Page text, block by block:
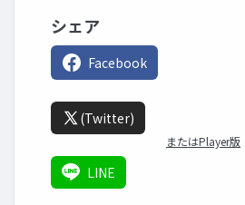
シェア
Facebook
(Twitter)
またはPlayer版
LINE